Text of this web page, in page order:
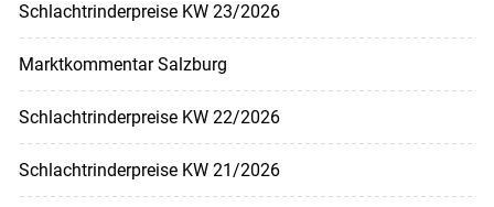
Schlachtrinderpreise KW 23/2026
Marktkommentar Salzburg
Schlachtrinderpreise KW 22/2026
Schlachtrinderpreise KW 21/2026